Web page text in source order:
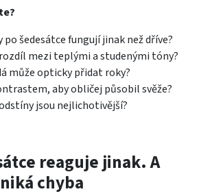
po šedesátce fungují jinak než dříve?
mezi teplými a studenými tóny?
může opticky přidat roky?
aby obličej působil svěže?
jsou nejlichotivější?
reaguje jinak. A
chyba